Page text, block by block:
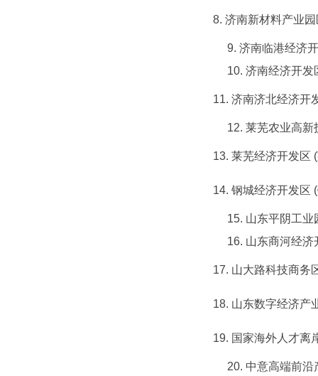
8. 济南新材料产业
9. 济南临港经济
10. 济南经济开发
11. 济南济北经济开
12. 莱芜农业高新
13. 莱芜经济开发区
14. 钢城经济开发区
15. 山东平阴工业
16. 山东商河经济
17. 山大路科技商务
18. 山东数字经济产
19. 国家海外人才离
20. 中意高端前沿